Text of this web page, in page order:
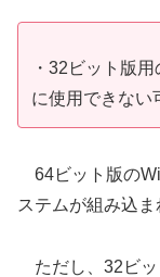
・32ビット版
に使用できない
64ビット版の
ステムが組み込ま
ただし、32ビッ